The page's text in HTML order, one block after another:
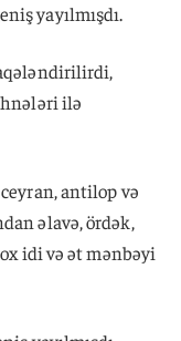
yayılmışdı.
ilə
antilop və
əlavə, ördək,
idi və ət mənbəyi